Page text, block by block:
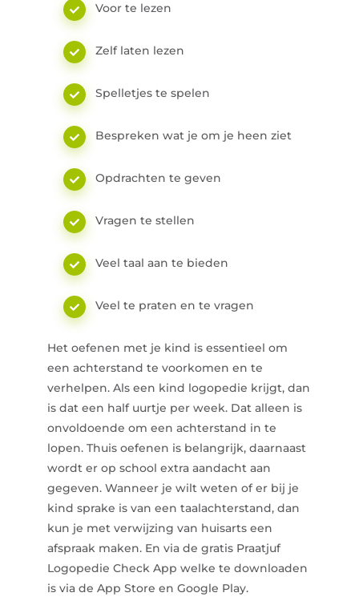
Voor te lezen
Zelf laten lezen
Spelletjes te spelen
Bespreken wat je om je heen ziet
Opdrachten te geven
Vragen te stellen
Veel taal aan te bieden
Veel te praten en te vragen
Het oefenen met je kind is essentieel om
een achterstand te voorkomen en te
verhelpen. Als een kind logopedie krijgt, dan
is dat een half uurtje per week. Dat alleen is
onvoldoende om een achterstand in te
lopen. Thuis oefenen is belangrijk, daarnaast
wordt er op school extra aandacht aan
gegeven. Wanneer je wilt weten of er bij je
kind sprake is van een taalachterstand, dan
kun je met verwijzing van huisarts een
afspraak maken. En via de gratis Praatjuf
Logopedie Check App welke te downloaden
is via de App Store en Google Play.